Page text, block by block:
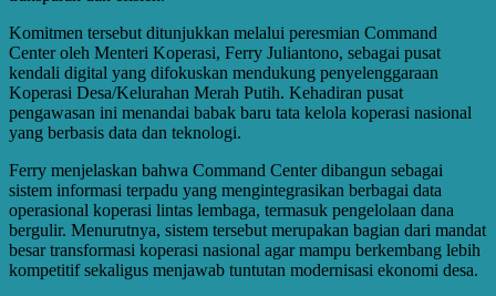
Komitmen tersebut ditunjukkan melalui peresmian Command
Center oleh Menteri Koperasi, Ferry Juliantono, sebagai pusat
kendali digital yang difokuskan mendukung penyelenggaraan
Koperasi Desa/Kelurahan Merah Putih. Kehadiran pusat
pengawasan ini menandai babak baru tata kelola koperasi nasional
yang berbasis data dan teknologi.
Ferry menjelaskan bahwa Command Center dibangun sebagai
sistem informasi terpadu yang mengintegrasikan berbagai data
operasional koperasi lintas lembaga, termasuk pengelolaan dana
bergulir. Menurutnya, sistem tersebut merupakan bagian dari mandat
besar transformasi koperasi nasional agar mampu berkembang lebih
kompetitif sekaligus menjawab tuntutan modernisasi ekonomi desa.